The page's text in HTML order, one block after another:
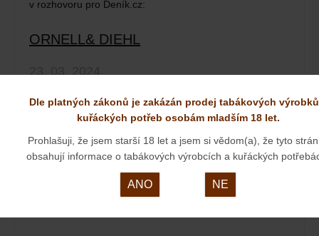
v rozhovoru pro Deník.cz:
ORNELL& DIEHL
23. 03. 2024
Dle platných zákonů je zakázán prodej tabákových
kuřáckých potřeb osobám mladším 18 let.
Prohlašuji, že jsem starší 18 let a jsem si vědom(a), že tyto
obsahují informace o tabákových výrobcích a kuřáckých
ANO NE